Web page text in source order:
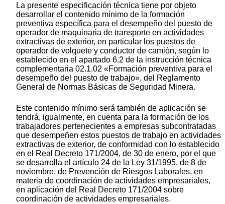
La presente especificación técnica tiene por objeto
desarrollar el contenido mínimo de la formación
preventiva específica para el desempeño del puesto de
operador de maquinaria de transporte en actividades
extractivas de exterior, en particular los puestos de
operador de volquete y conductor de camión, según lo
establecido en el apartado 6.2 de la instrucción técnica
complementaria 02.1.02 «Formación preventiva para el
desempeño del puesto de trabajo», del Reglamento
General de Normas Básicas de Seguridad Minera.
Este contenido mínimo será también de aplicación se
tendrá, igualmente, en cuenta para la formación de los
trabajadores pertenecientes a empresas subcontratadas
que desempeñen estos puestos de trabajo en actividades
extractivas de exterior, de conformidad con lo establecido
en el Real Decreto 171/2004, de 30 de enero, por el que
se desarrolla el artículo 24 de la Ley 31/1995, de 8 de
noviembre, de Prevención de Riesgos Laborales, en
materia de coordinación de actividades empresariales,
en aplicación del Real Decreto 171/2004 sobre
coordinación de actividades empresariales.